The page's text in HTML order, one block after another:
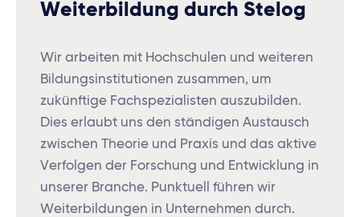
Weiterbildung durch Stelog
Wir arbeiten mit Hochschulen und weiteren
Bildungsinstitutionen zusammen, um
zukünftige Fachspezialisten auszubilden.
Dies erlaubt uns den ständigen Austausch
zwischen Theorie und Praxis und das aktive
Verfolgen der Forschung und Entwicklung in
unserer Branche. Punktuell führen wir
Weiterbildungen in Unternehmen durch.